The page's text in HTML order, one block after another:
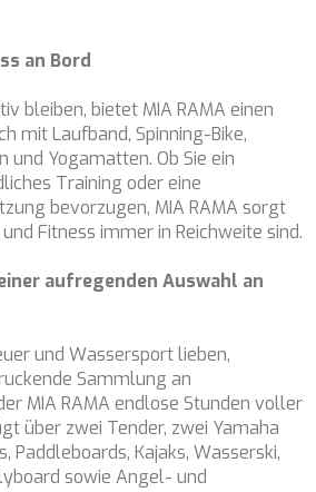
an Bord
bleiben, bietet MIA RAMA einen
mit Laufband, Spinning-Bike,
Yogamatten. Ob Sie ein
Training oder eine
bevorzugen, MIA RAMA sorgt
Fitness immer in Reichweite sind.
aufregenden Auswahl an
und Wassersport lieben,
Sammlung an
MIA RAMA endlose Stunden voller
über zwei Tender, zwei Yamaha
Paddleboards, Kajaks, Wasserski,
sowie Angel- und